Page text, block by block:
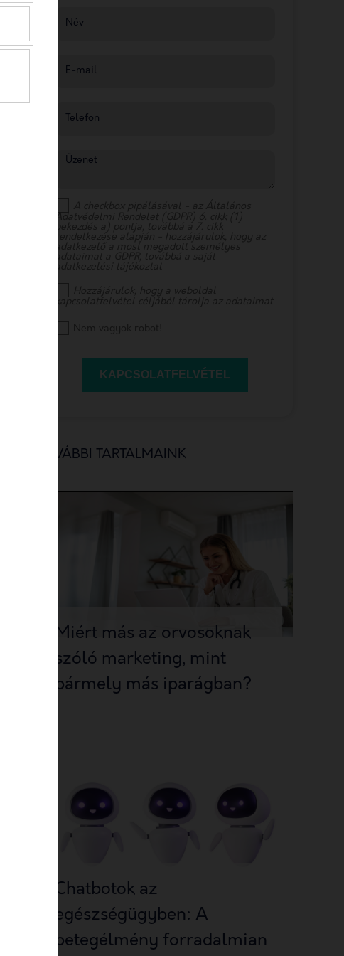
Név
E-mail
Telefon
Üzenet
KAPCSOLATFELVÉTEL
TOVÁBBI TARTALMAINK
Miért más az orvosoknak
szóló marketing, mint
bármely más iparágban?
Chatbotok az
egészségügyben: A
betegélmény forradalmian